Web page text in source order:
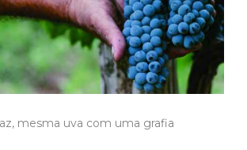
mesma uva com uma grafia